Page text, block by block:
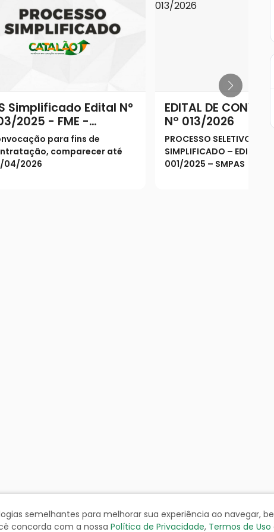
Simplificado Edital N°
2025 - FME -
PARA FINS
CONTRATAÇÃO
para fins de
comparecer até
04/2026
EDITAL DE
Nº 013/2026
PROCESSO SELETIVO
SIMPLIFICADO – EDITAL Nº
001/2025 – SMPAS
semelhantes para melhorar sua experiência ao navegar,
concorda com a nossaPolítica de Privacidade, Termos de Uso